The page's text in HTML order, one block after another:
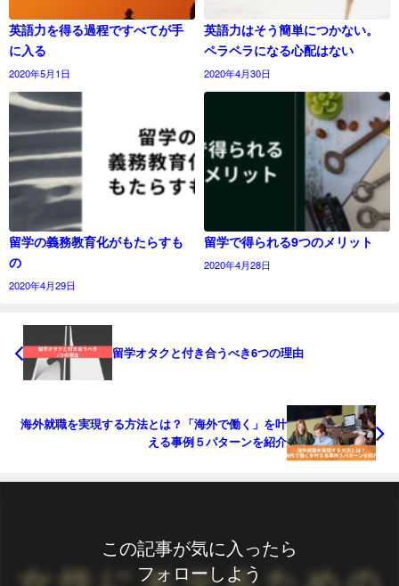
英語力を得る過程ですべてが手
に入る
2020年5月1日
英語力はそう簡単につかない。
ペラペラになる心配はない
2020年4月30日
留学の義務教育化がもたらすも
の
2020年4月29日
留学で得られる9つのメリット
2020年4月28日
留学オタクと付き合うべき6つの理由
海外就職を実現する方法とは？「海外で働く」を叶
える事例５パターンを紹介
この記事が気に入ったら
フォローしよう